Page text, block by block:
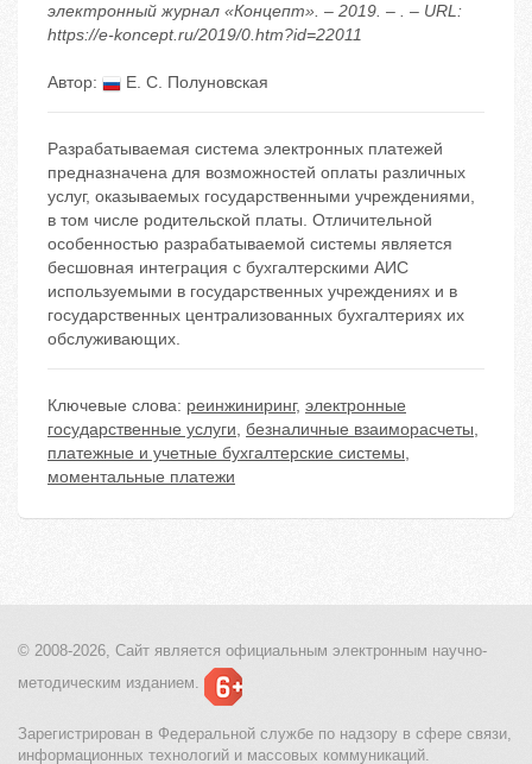
электронный журнал «Концепт». – 2019. – . – URL:
https://e-koncept.ru/2019/0.htm?id=22011
Автор: Е. С. Полуновская
Разрабатываемая система электронных платежей
предназначена для возможностей оплаты различных
услуг, оказываемых государственными учреждениями,
в том числе родительской платы. Отличительной
особенностью разрабатываемой системы является
бесшовная интеграция с бухгалтерскими АИС
используемыми в государственных учреждениях и в
государственных централизованных бухгалтериях их
обслуживающих.
Ключевые слова: реинжиниринг, электронные
государственные услуги, безналичные взаиморасчеты,
платежные и учетные бухгалтерские системы,
моментальные платежи
© 2008-2026, Сайт является официальным электронным научно-
методическим изданием.
Зарегистрирован в Федеральной службе по надзору в сфере связи,
информационных технологий и массовых коммуникаций.